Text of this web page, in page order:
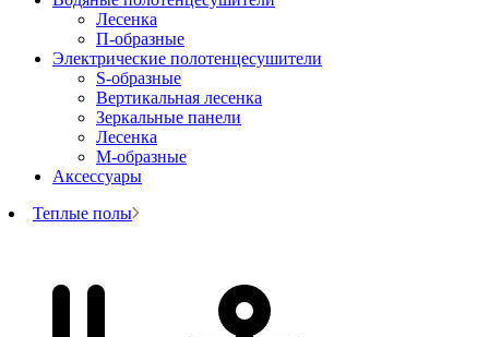
Лесенка
П-образные
Электрические полотенцесушители
S-образные
Вертикальная лесенка
Зеркальные панели
Лесенка
М-образные
Аксессуары
Теплые полы